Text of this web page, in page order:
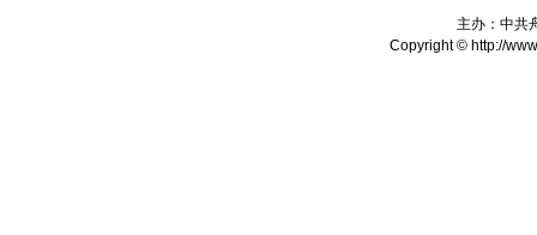
主办：中共
Copyright © http://